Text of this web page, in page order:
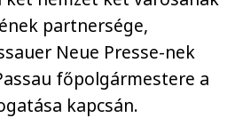
partnersége,
Neue Presse-nek
főpolgármestere a
kapcsán.